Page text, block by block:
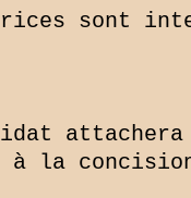
sont
à la